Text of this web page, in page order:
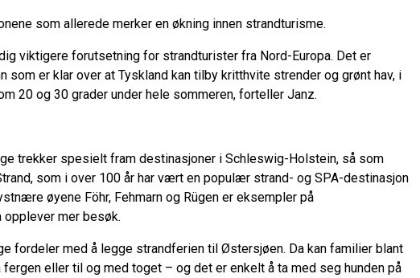
som allerede merker en økning innen strandturisme.
viktigere forutsetning for strandturister fra Nord-Europa. Det er
som er klar over at Tyskland kan tilby kritthvite strender og grønt hav, i
20 og 30 grader under hele sommeren, forteller Janz.
trekker spesielt fram destinasjoner i Schleswig-Holstein, så som
som i over 100 år har vært en populær strand- og SPA-destinasjon
øyene Föhr, Fehmarn og Rügen er eksempler på
opplever mer besøk.
fordeler med å legge strandferien til Østersjøen. Da kan familier blant
eller til og med toget – og det er enkelt å ta med seg hunden på